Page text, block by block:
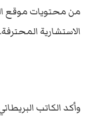
من محتويات موقع
الاستشارية المحترفة.
وأكد الكاتب